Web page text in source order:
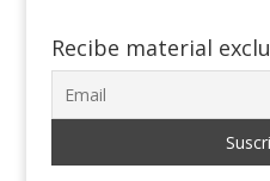
Recibe material